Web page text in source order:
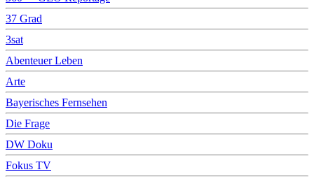
37 Grad
3sat
Abenteuer Leben
Arte
Bayerisches Fernsehen
Die Frage
DW Doku
Fokus TV